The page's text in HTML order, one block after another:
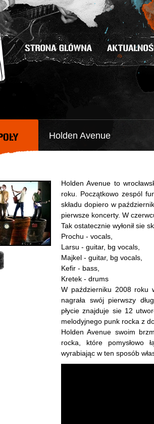
Holden Avenue
Holden Avenue to
roku. Początkowo zespól
składu dopiero w
pierwsze koncerty. W
Tak ostatecznie wyłonił sie
Prochu - vocals,
Larsu - guitar, bg vocals,
Majkel - guitar, bg vocals,
Kefir - bass,
Kretek - drums
W październiku 2008 roku
nagrała swój pierwszy
płycie znajduje sie 12
melodyjnego punk rocka z
Holden Avenue swoim
rocka, które pomysłowo
wyrabiając w ten sposób